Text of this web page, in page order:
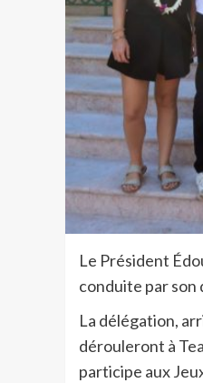
Le Président
conduite par
La délégation,
dérouleront à
participe aux